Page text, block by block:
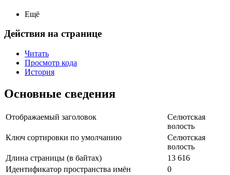
Ещё
Действия на странице
Читать
Просмотр кода
История
Основные сведения
Отображаемый заголовок
Селютская
волость
Ключ сортировки по умолчанию
Селютская
волость
Длина страницы (в байтах)
13 616
Идентификатор пространства имён
0